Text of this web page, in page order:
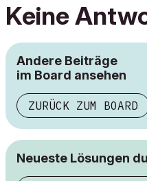
Keine
Andere Beiträge
im Board ansehen
ZURÜCK ZUM BOARD
Neueste Lösungen